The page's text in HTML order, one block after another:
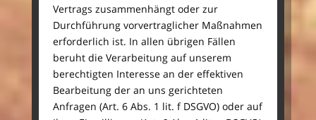
Vertrags zusammenhängt oder zur
Durchführung vorvertraglicher Maßnahmen
erforderlich ist. In allen übrigen Fällen
beruht die Verarbeitung auf unserem
berechtigten Interesse an der effektiven
Bearbeitung der an uns gerichteten
Anfragen (Art. 6 Abs. 1 lit. f DSGVO) oder auf